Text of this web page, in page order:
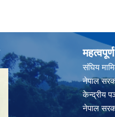
संघिय
नेपाल
केन्द्रीय
नेपाल